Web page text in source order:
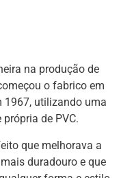
na produção de
o fabrico em
1967, utilizando uma
de PVC.
que melhorava a
duradouro e que